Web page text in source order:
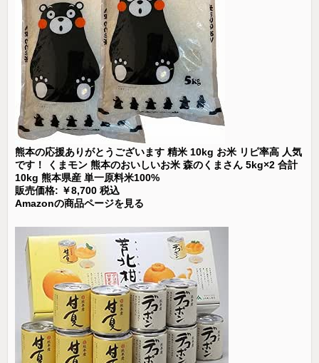
熊本の応援ありがとうございます 精米 10kg お米 リピ率高 人気
です！ くまモン 熊本のおいしいお米 森のくまさん 5kg×2 合計
10kg 熊本県産 単一原料米100%
販売価格: ￥8,700 税込
Amazonの商品ページを見る